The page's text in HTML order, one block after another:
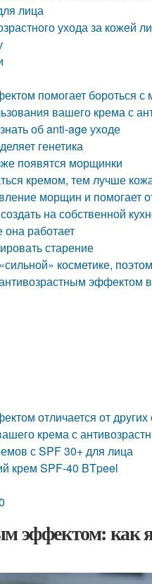
лица
ухода за кожей
помогает бороться
вашего крема с
об anti-age уходе
генетика
появятся морщинки
кремом, тем лучше
морщин и помогает
на собственной
работает
старение
косметике,
эффектом
отличается от
крема с
с SPF 30+ для лица
крем SPF-40 BTpeel
эффектом: как